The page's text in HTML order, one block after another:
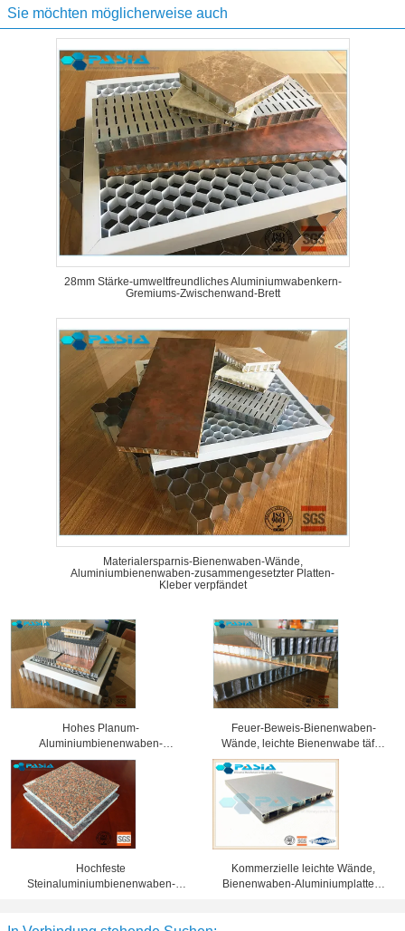
Sie möchten möglicherweise auch
28mm Stärke-umweltfreundliches Aluminiumwabenkern-
Gremiums-Zwischenwand-Brett
Materialersparnis-Bienenwaben-Wände,
Aluminiumbienenwaben-zusammengesetzter Platten-
Kleber verpfändet
Hohes Planum-
Aluminiumbienenwaben-
Sandwich-Platten-ausgezeichnete
Wetterbeständigkeit
Feuer-Beweis-Bienenwaben-
Wände, leichte Bienenwabe täfelt
Größe 1x1 M2
Hochfeste
Steinaluminiumbienenwaben-
Kommerzielle leichte Wände,
Bienenwaben-Aluminiumplatten-